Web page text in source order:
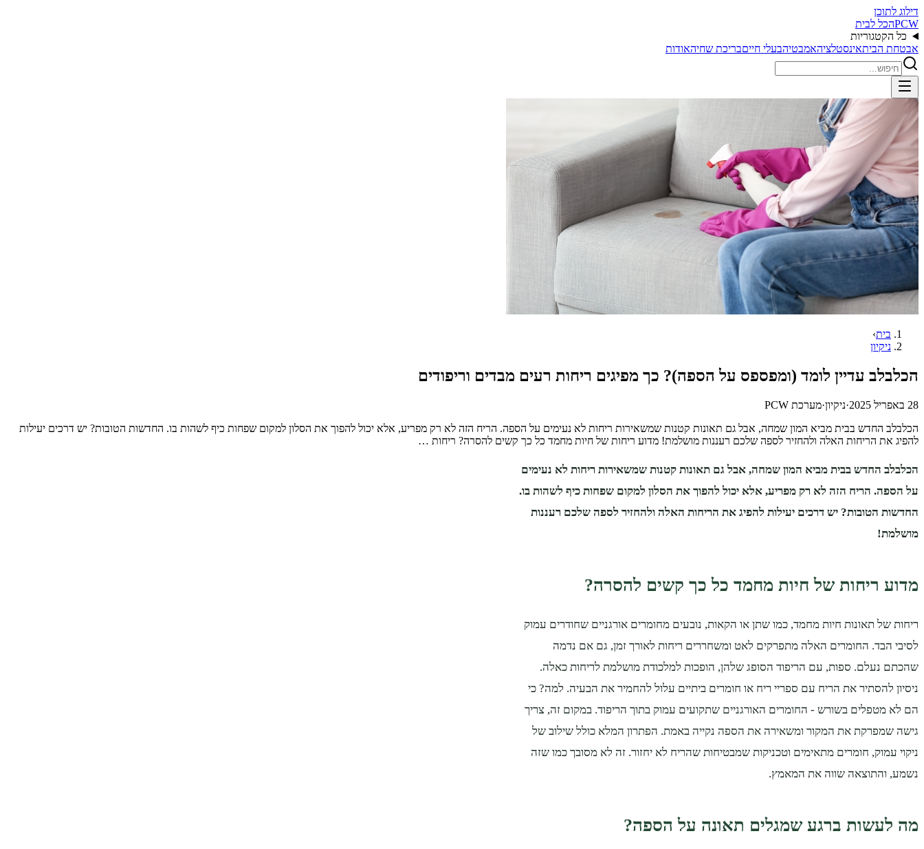
דילוג לתוכן
PCWהכל לבית
כל הקטגוריות
אבטחת הביתאינסטלציהאמבטיהבעלי חייםבריכת שחיהאודות
בית›
ניקיון
הכלבלב עדיין לומד (ומפספס על הספה)? כך מפיגים ריחות רעים מבדים וריפודים
28 באפריל 2025 ·ניקיון·מערכת PCW
הכלבלב החדש בבית מביא המון שמחה, אבל גם תאונות קטנות שמשאירות ריחות לא נעימים על הספה. הריח הזה לא רק מפריע, אלא יכול להפוך את הסלון למקום שפחות כיף לשהות בו. החדשות הטובות? יש דרכים יעילות
להפיג את הריחות האלה ולהחזיר לספה שלכם רעננות מושלמת! מדוע ריחות של חיות מחמד כל כך קשים להסרה? ריחות …
הכלבלב החדש בבית מביא המון שמחה, אבל גם תאונות קטנות שמשאירות ריחות לא נעימים
על הספה. הריח הזה לא רק מפריע, אלא יכול להפוך את הסלון למקום שפחות כיף לשהות בו.
החדשות הטובות? יש דרכים יעילות להפיג את הריחות האלה ולהחזיר לספה שלכם רעננות
מושלמת!
מדוע ריחות של חיות מחמד כל כך קשים להסרה?
ריחות של תאונות חיות מחמד, כמו שתן או הקאות, נובעים מחומרים אורגניים שחודרים עמוק
לסיבי הבד. החומרים האלה מתפרקים לאט ומשחררים ריחות לאורך זמן, גם אם נדמה
שהכתם נעלם. ספות, עם הריפוד הסופג שלהן, הופכות למלכודת מושלמת לריחות כאלה.
ניסיון להסתיר את הריח עם ספריי ריח או חומרים ביתיים עלול להחמיר את הבעיה. למה? כי
הם לא מטפלים בשורש - החומרים האורגניים שתקועים עמוק בתוך הריפוד. במקום זה, צריך
גישה שמפרקת את המקור ומשאירה את הספה נקייה באמת. הפתרון המלא כולל שילוב של
ניקוי עמוק, חומרים מתאימים וטכניקות שמבטיחות שהריח לא יחזור. זה לא מסובך כמו שזה
נשמע, והתוצאה שווה את המאמץ.
מה לעשות ברגע שמגלים תאונה על הספה?